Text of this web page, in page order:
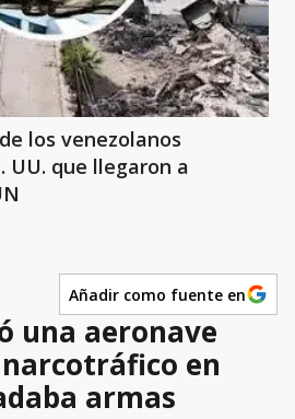
los venezolanos
UU. que llegaron a
Añadir como fuente en
una aeronave
en
armas